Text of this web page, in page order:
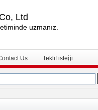
Ltd
uzmanız.
Us Teklif isteği